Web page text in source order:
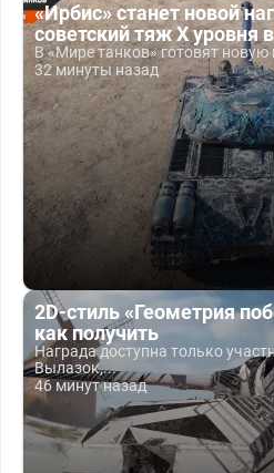
«Ирбис» станет новой
советский тяж X уровня
В «Мире танков» готовят новую
32 минуты назад
2D-стиль «Геометрия
как получить
Награда доступна только
Вылазок,...
46 минут назад